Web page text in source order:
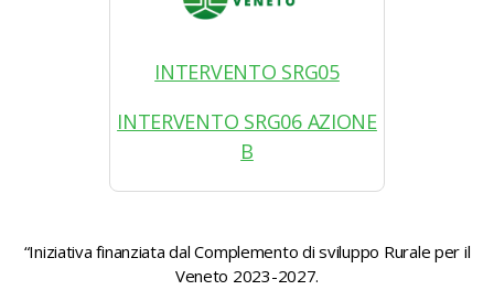
INTERVENTO SRG05
INTERVENTO SRG06 AZIONE
B
“Iniziativa finanziata dal Complemento di sviluppo Rurale per il
Veneto 2023-2027.